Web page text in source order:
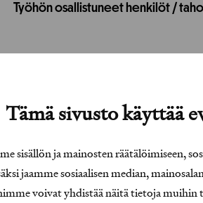
Tämä sivusto käyttää
sisällön ja mainosten räätälöimiseen,
jaamme sosiaalisen median,
voivat yhdistää näitä tietoja
Työhön osallistuneet henkilöt /